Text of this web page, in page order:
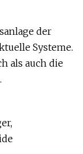
der
Systeme.
als auch die